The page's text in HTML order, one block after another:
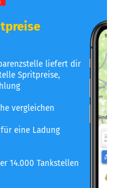
liefert dir
Spritpreise,
vergleichen
eine Ladung
14.000 Tankstellen